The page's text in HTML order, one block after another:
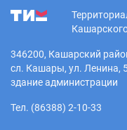
346200, Кашарский
сл. Кашары, ул. Ленина,
здание администрации
Тел. (86388) 2-10-33